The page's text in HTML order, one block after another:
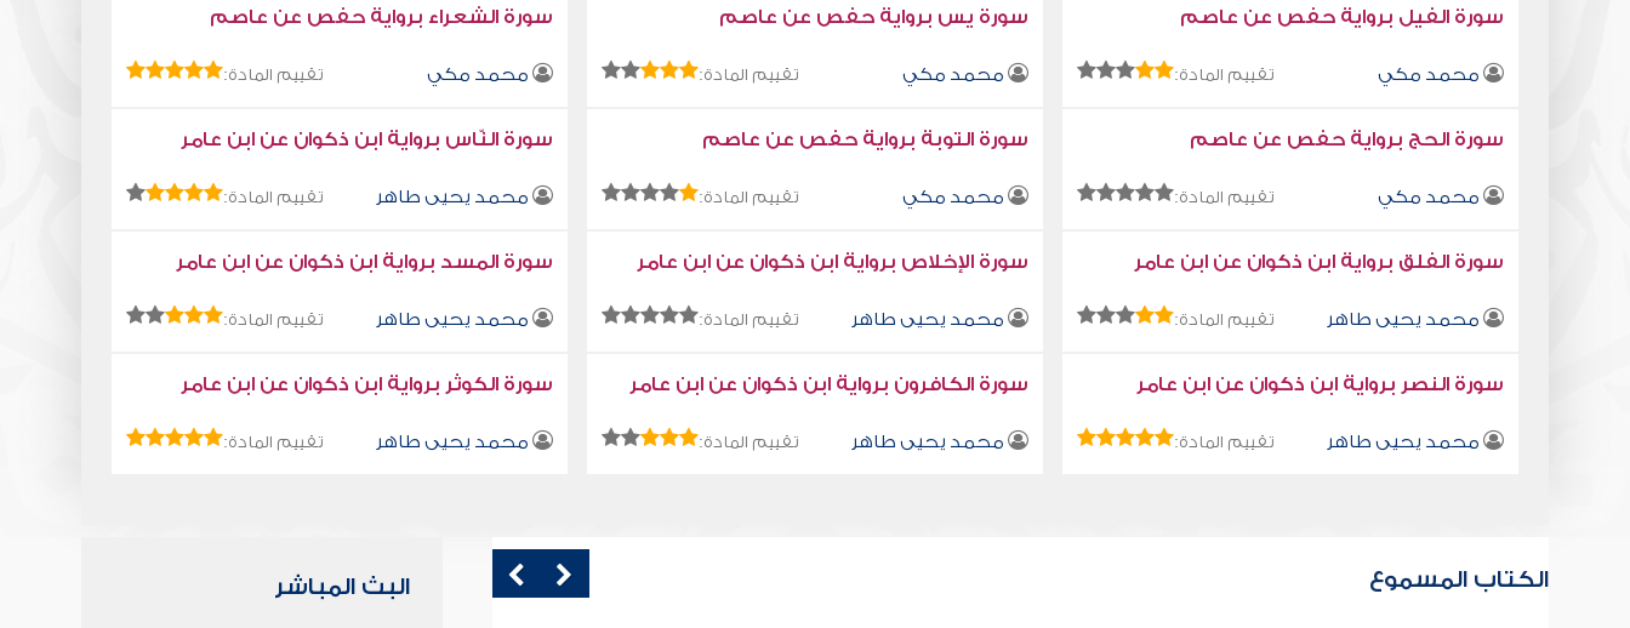
سورة الفيل برواية حفص عن عاصم
محمد مكي تقييم المادة:
سورة يس برواية حفص عن عاصم
محمد مكي تقييم المادة:
سورة الشعراء برواية حفص عن عاصم
محمد مكي تقييم المادة:
سورة الحج برواية حفص عن عاصم
محمد مكي تقييم المادة:
سورة التوبة برواية حفص عن عاصم
محمد مكي تقييم المادة:
سورة النّاس برواية ابن ذكوان عن ابن عامر
محمد يحيى طاهر تقييم المادة:
سورة الفلق برواية ابن ذكوان عن ابن عامر
محمد يحيى طاهر تقييم المادة:
سورة الإخلاص برواية ابن ذكوان عن ابن عامر
محمد يحيى طاهر تقييم المادة:
سورة المسد برواية ابن ذكوان عن ابن عامر
محمد يحيى طاهر تقييم المادة:
سورة النصر برواية ابن ذكوان عن ابن عامر
محمد يحيى طاهر تقييم المادة:
سورة الكافرون برواية ابن ذكوان عن ابن عامر
محمد يحيى طاهر تقييم المادة:
سورة الكوثر برواية ابن ذكوان عن ابن عامر
محمد يحيى طاهر تقييم المادة:
الكتاب المسموع البث المباشر